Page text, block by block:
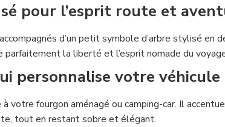
pour l’esprit route et
d’un petit symbole d’arbre stylisé en
parfaitement la liberté et l’esprit nomade du
personnalise votre véhicule
votre fourgon aménagé ou camping-car. Il
tout en restant sobre et élégant.